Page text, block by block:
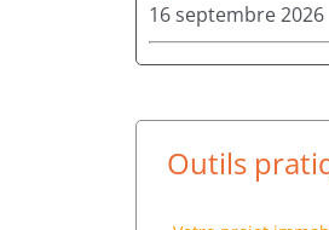
16 septembre 2026
Outils